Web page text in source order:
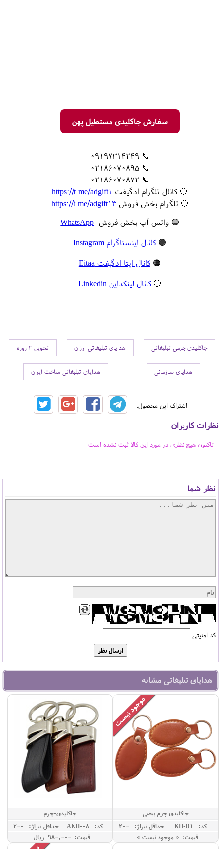
سفارش جاکلیدی مستطیل پهن
📞 09197314249
📞 02186070895
📞 02186070872
🔵 کانال تلگرام ادگیفت https://t.me/adgift1
🔵 تلگرام بخش فروشhttps://t.me/adgift13
🟢 واتس آپ بخش فروش WhatsApp
🟣کانال اینستاگرام Instagram
🟠کانال ایتا ادگیفت Eitaa
🔴 کانال لینکداین Linkedin
جاکلیدی چرمی تبلیغاتی هدایای تبلیغاتی ارزان تحویل 3 روزه
هدایای سازمانی هدایای تبلیغاتی ساخت ایران
اشتراک این محصول:
نظرات کاربران
تاکنون هیچ نظری در مورد این کالا ثبت نشده است
نظر شما
کد امنیتی
هدایای تبلیغاتی مشابه
جاکلیدی چرم بیضی
کد: KH-D1
حداقل تيراژ: 200
قیمت: « موجود نیست »
جاکلیدی-چرم
کد: AKH-08
حداقل تيراژ: 200
قیمت: 980,000 ريال